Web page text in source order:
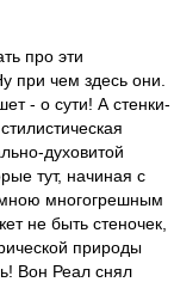
про эти
при чем здесь они.
- о сути! А стенки-
духовитой
тут, начиная с
мною многогрешным
не быть стеночек,
природы
Вон Реал снял